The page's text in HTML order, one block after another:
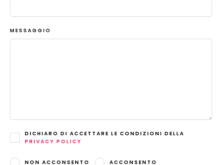
MESSAGGIO
DICHIARO DI ACCETTARE LE CONDIZIONI DELLA
PRIVACY POLICY
NON ACCONSENTO ACCONSENTO